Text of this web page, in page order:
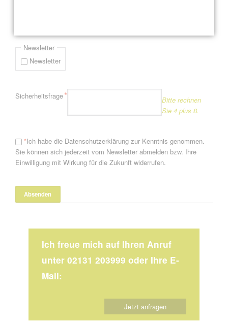
Newsletter
Newsletter
Pflichtfeld
Sicherheitsfrage*
Bitte rechnen
Sie 4 plus 8.
*Ich habe die Datenschutzerklärungzur Kenntnis genommen.
Sie können sich jederzeit vom Newsletter abmelden bzw. Ihre
Einwilligung mit Wirkung für die Zukunft widerrufen.
Ich freue mich auf Ihren Anruf
unter 02131 203999 oder Ihre E-
Mail:
Jetzt anfragen